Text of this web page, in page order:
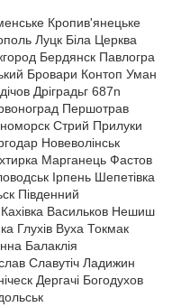
Кропив'янецьке
Луцк Біла Церква
Бердянск Павлогра
Бровари Контоп Уман
Дріградьг 687n
Першотрав
Стрий Прилуки
Новеволінськ
Марганець Фастов
Ірпень Шепетівка
Південний
Васильков Нешиш
Глухів Вуха Токмак
Балаклія
Славутіч Ладижин
Дергачі Богодухов